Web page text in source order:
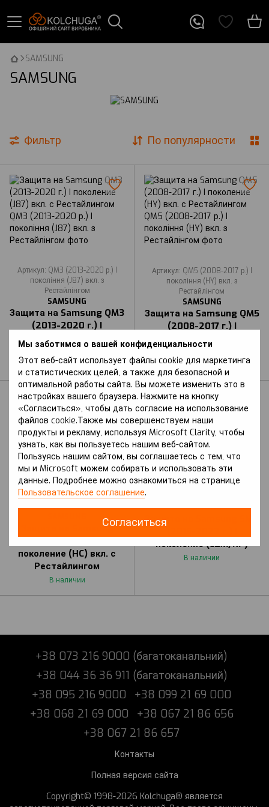
Мы заботимся о вашей конфиденциальности
Этот веб-сайт использует файлы cookie для маркетинга
и статистических целей, а также для безопасной и
оптимальной работы сайта. Вы можете изменить это в
настройках вашего браузера. Нажмите на кнопку
«Согласиться», чтобы дать согласие на использование
файлов cookie.Также мы совершенствуем наши
продукты и рекламу, используя Microsoft Clarity, чтобы
узнать, как вы пользуетесь нашим веб-сайтом.
Пользуясь нашим сайтом, вы соглашаетесь с тем, что
мы и Microsoft можем собирать и использовать эти
данные. Подробнее можно ознакомиться на странице
Пользовательское соглашение.
Согласиться
SAMSUNG
SAMSUNG
Фильтр По популярности
Артикул: QM3 (2013-2020 р.) I
покоління (J87) вкл. з
Рестайлінгом
SAMSUNG
Защита на Samsung QM3
(2013-2020 г.) I
поколение (J87) вкл. с
Рестайлингом
В наличии
Артикул: QM5 (2008-2017 р.) I
покоління (HY) вкл. з
Рестайлінгом
SAMSUNG
Защита на Samsung QM5
(2008-2017 г.) I
В наличии
Артикул: QM6 (2017 р.-) II
покоління (HC) вкл. з
Рестайлінгом
Защита на Samsung
поколение (HC) вкл. с
Рестайлингом
В наличии
Артикул: SM6 (2015-2022 р.) I
SAMSUNG
Защита на Samsung SM6
поколение (L2M/KP)
В наличии
+38 073 216 9000 (багатоканальний)
+38 044 36 36 911 (багатоканальний)
+38 095 216 9000
+38 099 21 69 000
+38 068 21 69 000
+38 067 21 86 656
+38 067 21 86 657
Контакты
Полная версия сайта
Copyright© 1998-2026 Kolchuga® является